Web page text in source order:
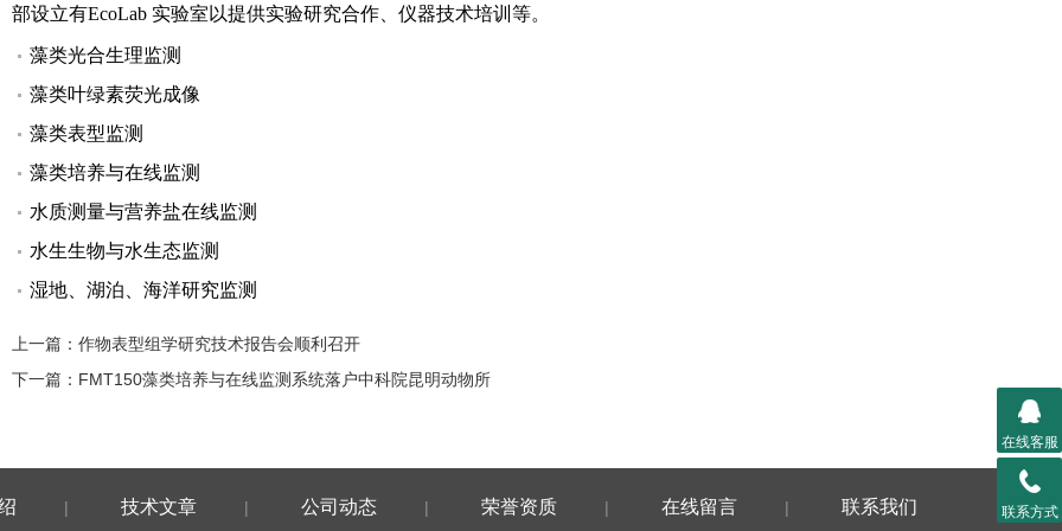
部设立有EcoLab 实验室以提供实验研究合作、仪器技术培训等。
藻类光合生理监测
藻类叶绿素荧光成像
藻类表型监测
藻类培养与在线监测
水质测量与营养盐在线监测
水生生物与水生态监测
湿地、湖泊、海洋研究监测
上一篇： 作物表型组学研究技术报告会顺利召开
下一篇： FMT150藻类培养与在线监测系统落户中科院昆明动物所
| 技术文章 | 公司动态 | 荣誉资质 | 在线留言 | 联系我们
在线客服
联系方式